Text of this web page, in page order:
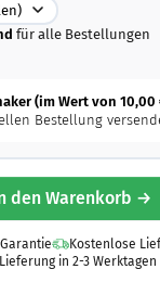
für alle Bestellungen
(im Wert von 10,00
Bestellung
den Warenkorb →
Kostenlose
Lieferung in 2-3 Werktagen